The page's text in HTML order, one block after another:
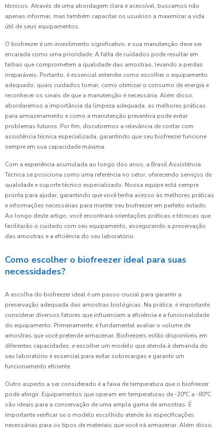
técnicos. Através de uma abordagem clara e acessível, buscamos não
apenas informar, mas também capacitar os usuários a maximizar a vida
útil de seus equipamentos.
O biofreezer é um investimento significativo, e sua manutenção deve ser
encarada como uma prioridade. A falta de cuidados pode resultar em
falhas que comprometem a qualidade das amostras, levando a perdas
irreparáveis. Portanto, é essencial entender como escolher o equipamento
adequado, quais cuidados tomar, como otimizar o consumo de energia e
reconhecer os sinais de que a manutenção é necessária. Além disso,
abordaremos a importância da limpeza adequada, as melhores práticas
para armazenamento e como a manutenção preventiva pode evitar
problemas futuros. Por fim, discutiremos a relevância de contar com
assistência técnica especializada, garantindo que seu biofreezer funcione
sempre em sua capacidade máxima.
Com a experiência acumulada ao longo dos anos, a Brasil Assistência
Técnica se posiciona como uma referência no setor, oferecendo serviços de
qualidade e suporte técnico especializado. Nossa equipe está sempre
pronta para ajudar, garantindo que você tenha acesso às melhores práticas
e informações necessárias para manter seu biofreezer em perfeito estado.
Ao longo deste artigo, você encontrará orientações práticas e técnicas que
facilitarão o cuidado com seu equipamento, assegurando a preservação
das amostras e a eficiência do seu laboratório.
Como escolher o biofreezer ideal para suas
necessidades?
A escolha do biofreezer ideal é um passo crucial para garantir a
preservação adequada das amostras biológicas. Na prática, é importante
considerar diversos fatores que influenciam a eficiência e a funcionalidade
do equipamento. Primeiramente, é fundamental avaliar o volume de
amostras que você pretende armazenar. Biofreezers estão disponíveis em
diferentes capacidades, e escolher um modelo que atenda à demanda do
seu laboratório é essencial para evitar sobrecargas e garantir um
funcionamento eficiente.
Outro aspecto a ser considerado é a faixa de temperatura que o biofreezer
pode atingir. Equipamentos que operam em temperaturas de -20°C a -80°C
são ideais para a conservação de uma ampla gama de amostras. É
importante verificar se o modelo escolhido atende às especificações
necessárias para os tipos de materiais que você irá armazenar. Além disso,